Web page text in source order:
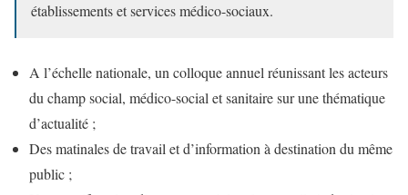
établissements et services médico-sociaux.
A l’échelle nationale, un colloque annuel réunissant les acteurs
du champ social, médico-social et sanitaire sur une thématique
d’actualité ;
Des matinales de travail et d’information à destination du même
public ;